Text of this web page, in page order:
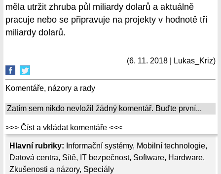
Hlavní rubriky: Informační systémy, Mobilní technologie,
Datová centra, Sítě, IT bezpečnost, Software, Hardware,
Zkušenosti a názory, Speciály
měla utržit zhruba půl miliardy dolarů a aktuálně
pracuje nebo se připravuje na projekty v hodnotě tří
miliardy dolarů.
(6. 11. 2018 | Lukas_Kriz)
Komentáře, názory a rady
Zatím sem nikdo nevložil žádný komentář. Buďte první...
>>> Číst a vkládat komentáře <<<